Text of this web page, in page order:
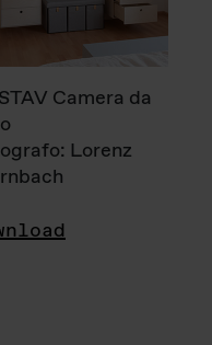
Camera da
Lorenz